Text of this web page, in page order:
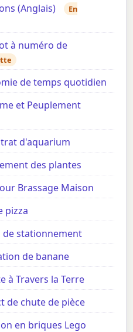
(Anglais)
En
à numéro de
de temps quotidien
et Peuplement
d'aquarium
des plantes
Brassage Maison
pizza
de stationnement
de banane
à Travers la Terre
de chute de pièce
en briques Lego